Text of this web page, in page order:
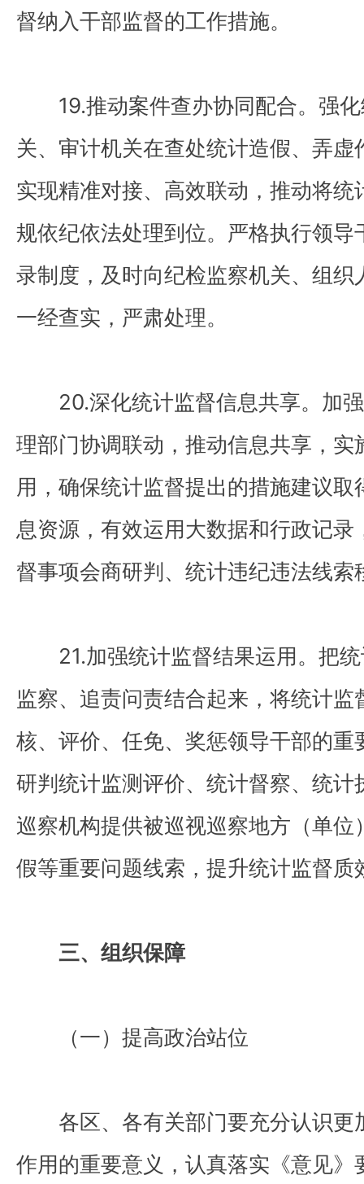
督纳入干部监督的工作措施。
19.推动案件查办协同配合。强化
关、审计机关在查处统计造假、弄
实现精准对接、高效联动，推动将
规依纪依法处理到位。严格执行领
录制度，及时向纪检监察机关、组
一经查实，严肃处理。
20.深化统计监督信息共享。加强
理部门协调联动，推动信息共享，
用，确保统计监督提出的措施建议
息资源，有效运用大数据和行政记
督事项会商研判、统计违纪违法线索
21.加强统计监督结果运用。把统
监察、追责问责结合起来，将统计
核、评价、任免、奖惩领导干部的
研判统计监测评价、统计督察、统
巡察机构提供被巡视巡察地方（单
假等重要问题线索，提升统计监督质
三、组织保障
（一）提高政治站位
各区、各有关部门要充分认识更
作用的重要意义，认真落实《意见